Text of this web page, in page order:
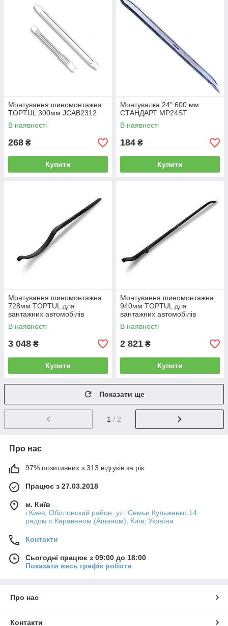
Монтування шиномонтажна
TOPTUL 300мм JCAB2312
В наявності
268 ₴
Купити
Монтувалка 24" 600 мм
СТАНДАРТ MP24ST
В наявності
184 ₴
Купити
Монтування шиномонтажна
728мм TOPTUL для
вантажних автомобілів
JCEG2229
В наявності
3 048 ₴
Купити
Монтування шиномонтажна
940мм TOPTUL для
вантажних автомобілів
JCEH2237
В наявності
2 821 ₴
Купити
Показати ще
1 / 2
Про нас
97% позитивних з 313 відгуків за рік
Працює з 27.03.2018
м. Київ
г.Киев, Оболонский район, ул. Семьи Кульженко 14
рядом с Караваном (Ашаном), Київ, Україна
Контакти
Сьогодні працює з 09:00 до 18:00
Показати весь графік роботи
Про нас
Контакти